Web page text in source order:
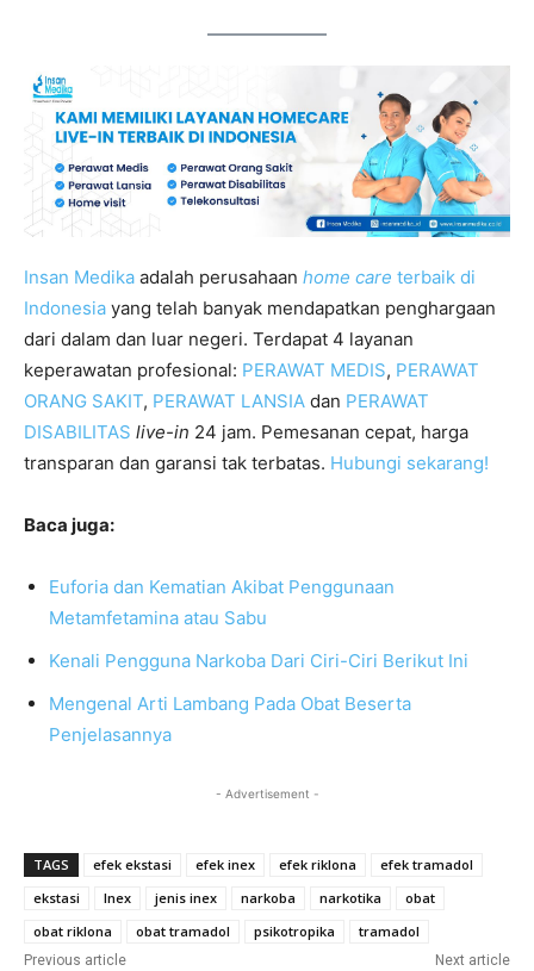
Insan Medika adalah perusahaan home care terbaik di
Indonesia yang telah banyak mendapatkan penghargaan
dari dalam dan luar negeri. Terdapat 4 layanan
keperawatan profesional: PERAWAT MEDIS, PERAWAT
ORANG SAKIT, PERAWAT LANSIA dan PERAWAT
DISABILITAS live-in 24 jam. Pemesanan cepat, harga
transparan dan garansi tak terbatas. Hubungi sekarang!
Baca juga:
Euforia dan Kematian Akibat Penggunaan
Metamfetamina atau Sabu
Kenali Pengguna Narkoba Dari Ciri-Ciri Berikut Ini
Mengenal Arti Lambang Pada Obat Beserta
Penjelasannya
- Advertisement -
TAGS efek ekstasi efek inex efek riklona
efek tramadol
ekstasi
Inex jenis inex narkoba narkotika
obat
obat riklona
obat tramadol psikotropika tramadol
Previous article Next article